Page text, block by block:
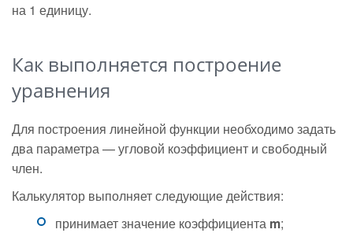
на 1 единицу.
Как выполняется построение
уравнения
Для построения линейной функции необходимо задать
два параметра — угловой коэффициент и свободный
член.
Калькулятор выполняет следующие действия:
принимает значение коэффициента m;